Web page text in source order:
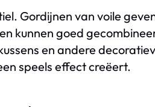
Gordijnen van voile
kunnen goed
en andere
speels effect creëert.